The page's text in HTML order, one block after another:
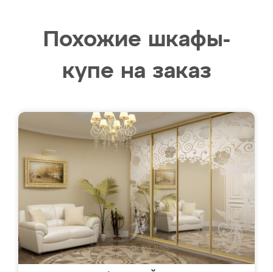
Похожие шкафы-
купе на заказ